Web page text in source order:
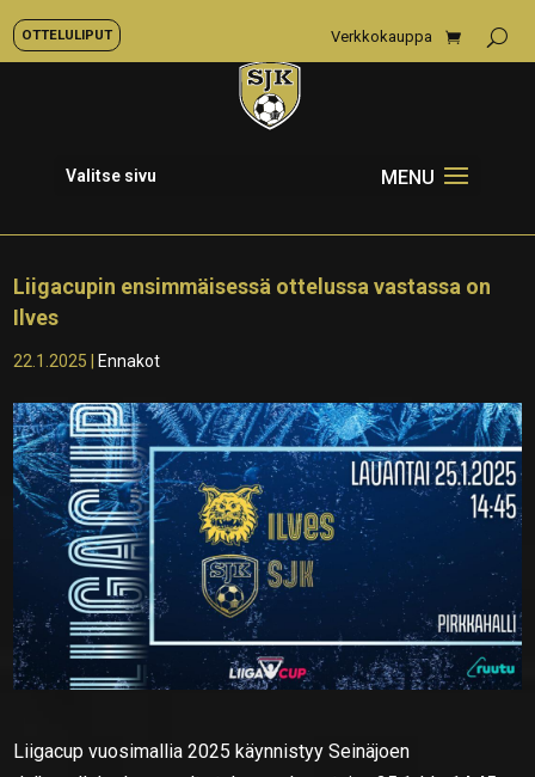
OTTELULIPUT Verkkokauppa
Valitse sivu
Liigacupin ensimmäisessä ottelussa vastassa on
Ilves
22.1.2025 Ennakot
Liigacup vuosimallia 2025 käynnistyy Seinäjoen